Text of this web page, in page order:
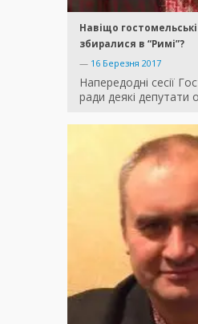
Навіщо
збиралися в “Римі”?
— 16 Березня 2017
Напередодні сесії
ради деякі депутати